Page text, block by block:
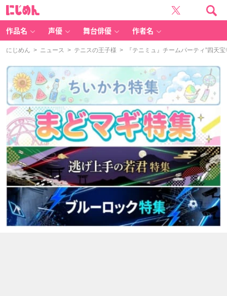
作品名 声優 舞台俳優 作者名
にじめん > ニュース > テニスの王子様 > 『テニミュ』チームパーティ”四天